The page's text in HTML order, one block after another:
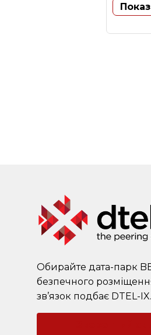
Обирайте дата-парк
безпечного
зв’язок подбає DTEL-IX.